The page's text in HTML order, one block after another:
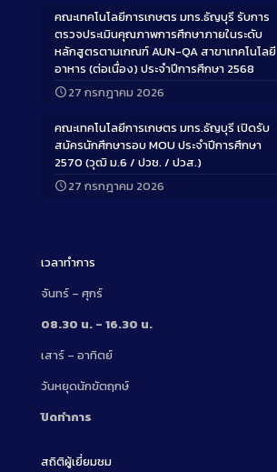
คณะเทคโนโลยีการเกษตร มทร.ธัญบุรี รับการ
ตรวจประเมินคุณภาพการศึกษาภายในระดับ
หลักสูตรตามเกณฑ์ AUN-QA สาขาเทคโนโลยี
อาหาร (ต่อเนื่อง) ประจำปีการศึกษา 2568
27 กรกฎาคม 2026
คณะเทคโนโลยีการเกษตร มทร.ธัญบุรี เปิดรับ
สมัครนักศึกษารอบ MOU ประจำปีการศึกษา
2570 (วุฒิ ม.6 / ปวช. / ปวส.)
27 กรกฎาคม 2026
เวลาทำการ
จันทร์ – ศุกร์
08.30 น. – 16.30 น.
เสาร์ – อาทิตย์
วันหยุดนักขัตฤกษ์
ปิดทำการ
สถิติผู้เยี่ยมชม